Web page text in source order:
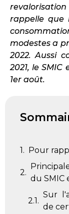
rappelle que
modestes a
2022. Aussi
2021, le
1er août.
Pour
du SMIC
Sur
de